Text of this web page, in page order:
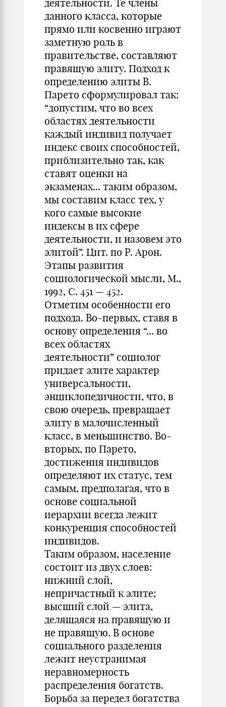
деятельности. Те члены
данного класса, которые
прямо или косвенно играют
заметную роль в
правительстве, составляют
правящую элиту. Подход к
определению элиты В.
Парето сформулировал так:
“допустим, что во всех
областях деятельности
каждый индивид получает
индекс своих способностей,
приблизительно так, как
ставят оценки на
экзаменах... таким образом,
мы составим класс тех, у
кого самые высокие
индексы в их сфере
деятельности, и назовем это
элитой”. Цит. по Р. Арон.
Этапы развития
социологической мысли, М.,
1992, С. 451 — 452.
Отметим особенности его
подхода. Во-первых, ставя в
основу определения “... во
всех областях
деятельности” социолог
придает элите характер
универсальности,
энциклопедичности, что, в
свою очередь, превращает
элиту в малочисленный
класс, в меньшинство. Во-
вторых, по Парето,
достижения индивидов
определяют их статус, тем
самым, предполагая, что в
основе социальной
иерархии всегда лежит
конкуренция способностей
индивидов.
Таким образом, население
состоит из двух слоев:
нижний слой,
непричастный к элите;
высший слой — элита,
делящаяся на правящую и
не правящую. В основе
социального разделения
лежит неустранимая
неравномерность
распределения богатств.
Борьба за передел богатства